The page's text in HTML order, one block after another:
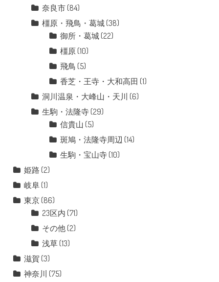
奈良市(84)
橿原・飛鳥・葛城(38)
御所・葛城(22)
橿原(10)
飛鳥 (5)
香芝・王寺・大和高田 (1)
洞川温泉・大峰山・天川 (6)
生駒・法隆寺(29)
信貴山 (5)
斑鳩・法隆寺周辺 (14)
生駒・宝山寺(10)
姫路 (2)
岐阜(1)
東京(86)
23区内 (71)
その他(2)
浅草(13)
滋賀 (3)
神奈川 (75)